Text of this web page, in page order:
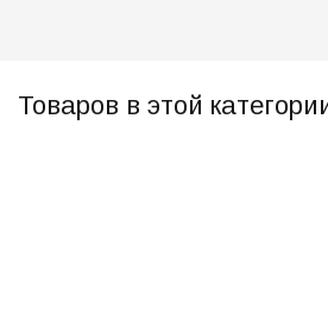
Товаров в этой